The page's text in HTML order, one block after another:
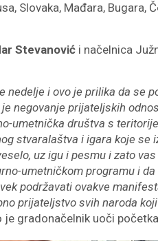
Slovaka, Mađara, Bugara,
Stevanović i načelnica
nedelje i ovo je prilika da se
negovanje prijateljskih
umetnička društva s
stvaralaštva i igara koje se
uz igu i pesmu i zato
umetničkom programu i
podržavati ovakve
prijateljstvo svih naroda
je gradonačelnik uoči